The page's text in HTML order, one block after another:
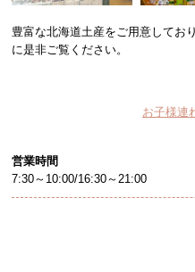
豊富な北海道土産をご用意してお
に是非ご覧ください。
お子様連
営業時間
7:30～10:00/16:30～21:00